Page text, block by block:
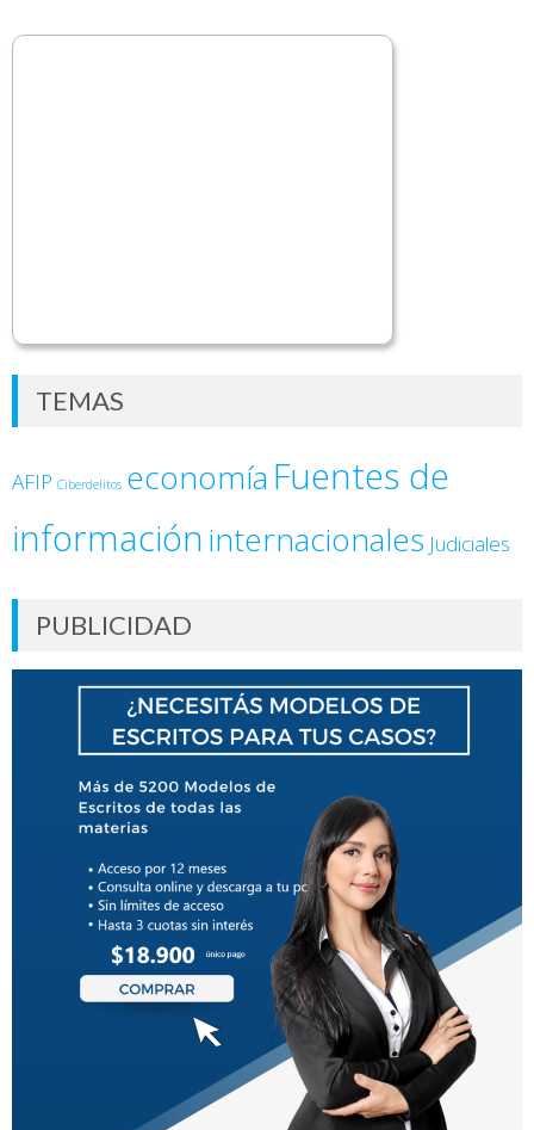
TEMAS
AFIP Ciberdelitos economía Fuentes de
informacióninternacionales Judiciales
PUBLICIDAD